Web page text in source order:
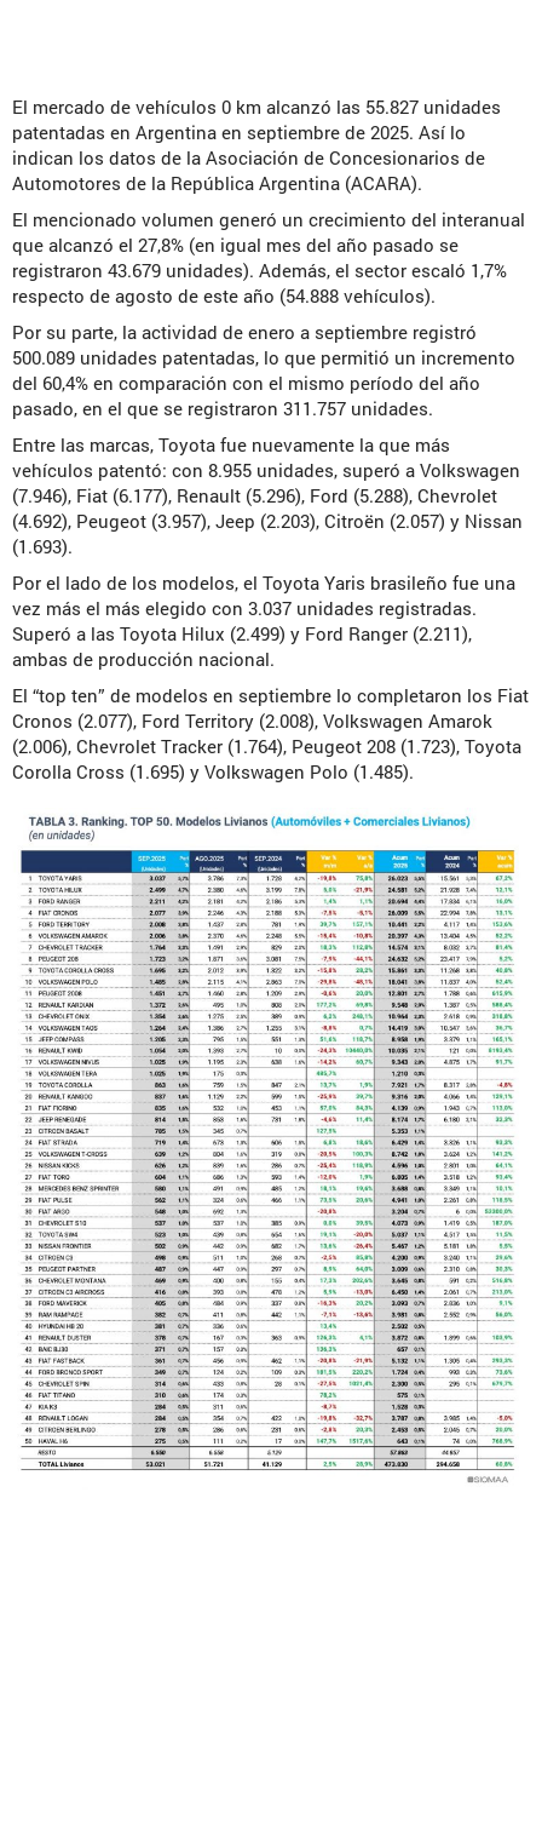
El mercado de vehículos 0 km alcanzó las 55.827 unidades
patentadas en Argentina en septiembre de 2025. Así lo
indican los datos de la Asociación de Concesionarios de
Automotores de la República Argentina (ACARA).
El mencionado volumen generó un crecimiento del interanual
que alcanzó el 27,8% (en igual mes del año pasado se
registraron 43.679 unidades). Además, el sector escaló 1,7%
respecto de agosto de este año (54.888 vehículos).
Por su parte, la actividad de enero a septiembre registró
500.089 unidades patentadas, lo que permitió un incremento
del 60,4% en comparación con el mismo período del año
pasado, en el que se registraron 311.757 unidades.
Entre las marcas, Toyota fue nuevamente la que más
vehículos patentó: con 8.955 unidades, superó a Volkswagen
(7.946), Fiat (6.177), Renault (5.296), Ford (5.288), Chevrolet
(4.692), Peugeot (3.957), Jeep (2.203), Citroën (2.057) y Nissan
(1.693).
Por el lado de los modelos, el Toyota Yaris brasileño fue una
vez más el más elegido con 3.037 unidades registradas.
Superó a las Toyota Hilux (2.499) y Ford Ranger (2.211),
ambas de producción nacional.
El “top ten” de modelos en septiembre lo completaron los Fiat
Cronos (2.077), Ford Territory (2.008), Volkswagen Amarok
(2.006), Chevrolet Tracker (1.764), Peugeot 208 (1.723), Toyota
Corolla Cross (1.695) y Volkswagen Polo (1.485).